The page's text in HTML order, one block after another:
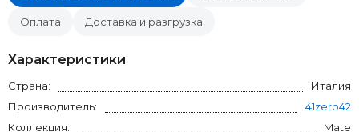
Оплата Доставка и разгрузка
Характеристики
Страна:
Италия
Производитель:
41zero42
Коллекция:
Mate